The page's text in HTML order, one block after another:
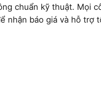
chuẩn kỹ thuật. Mọi
nhận báo giá và hỗ trợ